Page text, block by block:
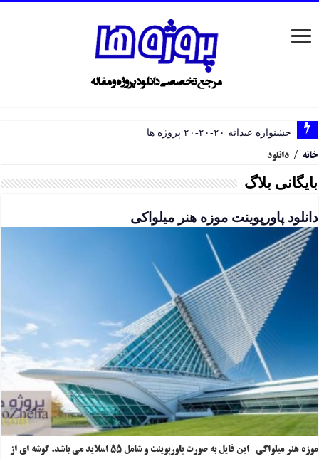
جشنواره عیدانه ۲۰-۲۰-۲۰ پروژه ها
خانه / دانلود
بایگانی بلاگ
دانلود پاورپوینت موزه هنر میلواکی
موزه هنر میلواکی این فایل به صورت پاورپوینت و شامل ۵۵ اسلاید می باشد. گوشه ای از